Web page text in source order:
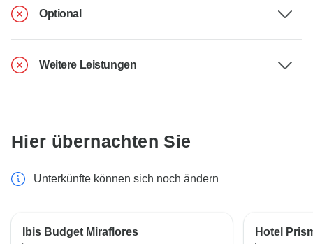
Optional
Weitere Leistungen
Hier übernachten Sie
Unterkünfte können sich noch ändern
Ibis Budget Miraflores Hotel